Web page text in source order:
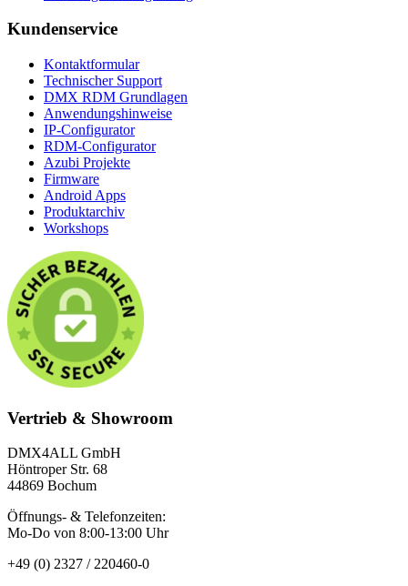
Kundenservice
Kontaktformular
Technischer Support
DMX RDM Grundlagen
Anwendungshinweise
IP-Configurator
RDM-Configurator
Azubi Projekte
Firmware
Android Apps
Produktarchiv
Workshops
Vertrieb & Showroom
DMX4ALL GmbH
Höntroper Str. 68
44869 Bochum
Öffnungs- & Telefonzeiten:
Mo-Do von 8:00-13:00 Uhr
+49 (0) 2327 / 220460-0